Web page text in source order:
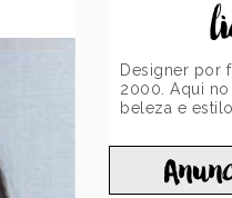
Designer por
2000. Aqui
beleza e